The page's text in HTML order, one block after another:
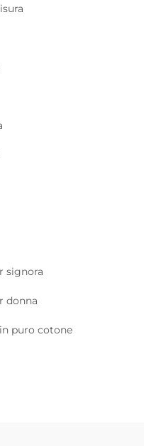
signora
donna
puro cotone